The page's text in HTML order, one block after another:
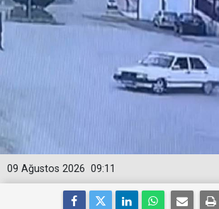
09:11
09 Ağustos 2026